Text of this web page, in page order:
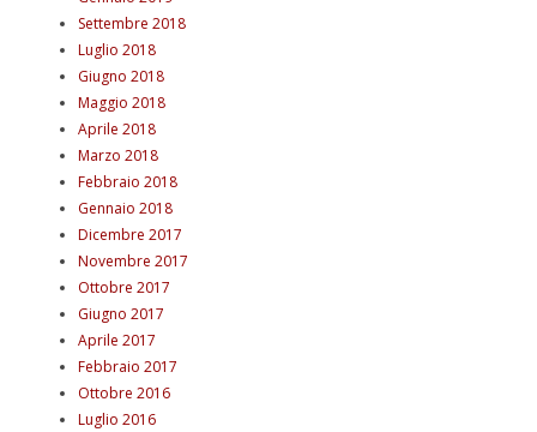
Settembre 2018
Luglio 2018
Giugno 2018
Maggio 2018
Aprile 2018
Marzo 2018
Febbraio 2018
Gennaio 2018
Dicembre 2017
Novembre 2017
Ottobre 2017
Giugno 2017
Aprile 2017
Febbraio 2017
Ottobre 2016
Luglio 2016